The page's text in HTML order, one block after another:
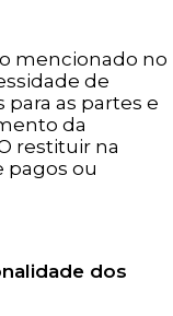
mencionado no
de
as partes e
da
restituir na
pagos ou
dos